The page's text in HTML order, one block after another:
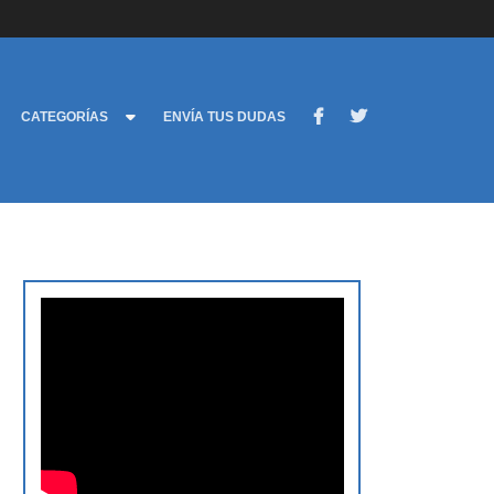
CATEGORÍAS ENVÍA TUS DUDAS